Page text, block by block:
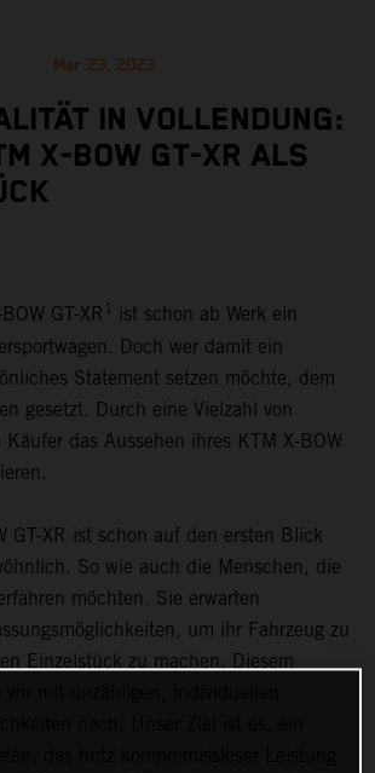
Mar 23, 2023
IN VOLLENDUNG:
X-BOW GT-XR ALS
GT-XR 1 ist schon ab Werk ein
Doch wer damit ein
Statement setzen möchte, dem
gesetzt. Durch eine Vielzahl von
das Aussehen ihres KTM X-BOW
GT-XR ist schon auf den ersten Blick
So wie auch die Menschen, die
möchten. Sie erwarten
um ihr Fahrzeug zu
Einzelstück zu machen. Diesem
wir mit unzähligen, individuellen
das trotz kompromissloser Leistung